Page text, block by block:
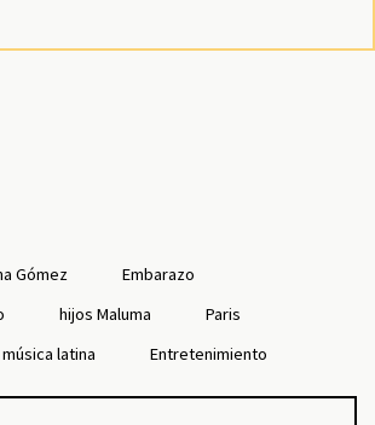
Gómez
Embarazo
hijos Maluma
Paris
música latina Entretenimiento